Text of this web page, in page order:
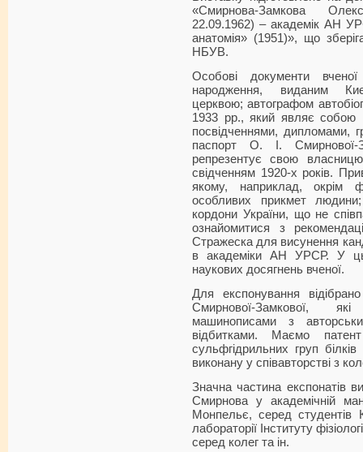
«Смирнова-Замкова
22.09.1962) – академік АН
анатомія» (1951)», що
НБУВ.
Особові документи
народження, виданим
церквою; автографом
1933 рр., який являє собою
посвідченнями, дипломами,
паспорт О. І.
репрезентує свою
свідченням 1920-х років.
якому, наприклад, окрім
особливих прикмет
кордони України, що не
ознайомитися з
Стражеска для висунення
в академіки АН УРСР. У
наукових досягнень вченої.
Для експонування
Смирнової-Замкової,
машинописами з
відбитками. Маємо
сульфгідрильних груп
виконану у співавторстві з
Значна частина експонатів
Смирнова у академічній
Монпельє, серед студентів
лабораторії Інституту
серед колег та ін.